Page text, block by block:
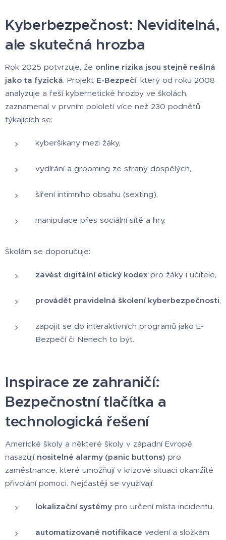
Kyberbezpečnost: Neviditelná,
ale skutečná hrozba
Rok 2025 potvrzuje, že online rizika jsou stejně reálná
jako ta fyzická. Projekt E-Bezpečí, který od roku 2008
analyzuje a řeší kybernetické hrozby ve školách,
zaznamenal v prvním pololetí více než 230 podnětů
týkajících se:
kyberšikany mezi žáky,
vydírání a grooming ze strany dospělých,
šíření intimního obsahu (sexting),
manipulace přes sociální sítě a hry.
Školám se doporučuje:
zavést digitální etický kodex pro žáky i učitele,
provádět pravidelná školení kyberbezpečnosti,
zapojit se do interaktivních programů jako E-
Bezpečí či Nenech to být.
Inspirace ze zahraničí:
Bezpečnostní tlačítka a
technologická řešení
Americké školy a některé školy v západní Evropě
nasazují nositelné alarmy (panic buttons) pro
zaměstnance, které umožňují v krizové situaci okamžité
přivolání pomoci. Nejčastěji se využívají:
lokalizační systémy pro určení místa incidentu,
automatizované notifikace vedení a složkám